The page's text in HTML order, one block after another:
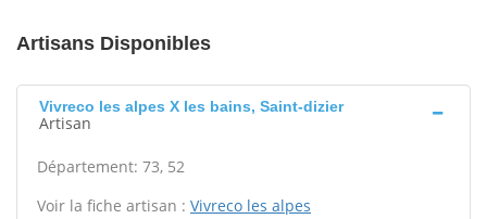
Artisans Disponibles
Vivreco les alpes X les bains, Saint-dizier
Artisan
Département: 73, 52
Voir la fiche artisan : Vivreco les alpes